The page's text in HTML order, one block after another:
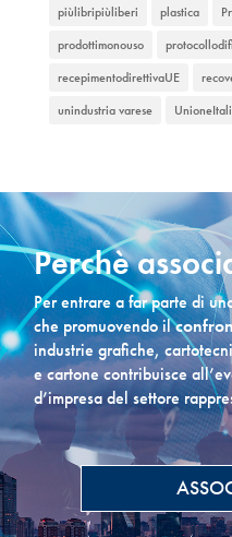
piùlibripiùliberi
plastica
prodottimonouso
recepimentodirettivaUE
unindustria varese
Perchè
Per entrare a far parte di
che promuovendo il
industrie grafiche,
e cartone contribuisce
d’impresa del settore